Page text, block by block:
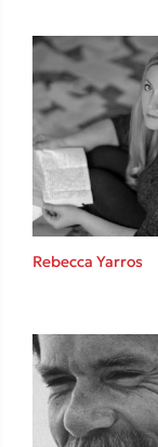
Rebecca Yarros